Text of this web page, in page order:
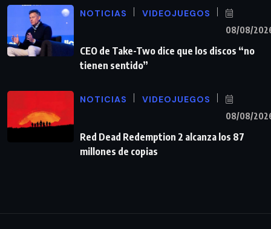
NOTICIAS VIDEOJUEGOS
08/08/
CEO de Take-Two dice que los discos “no
tienen sentido”
NOTICIAS VIDEOJUEGOS
08/08/
Red Dead Redemption 2 alcanza los 87
millones de copias